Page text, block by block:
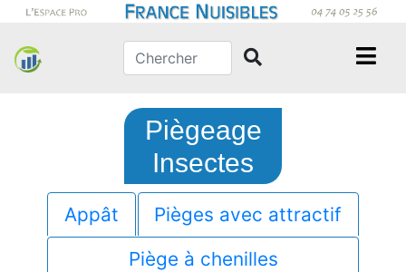
Piègeage
Insectes
Appât
Pièges avec attractif
Piège à chenilles